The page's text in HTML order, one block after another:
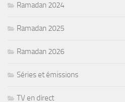
Ramadan 2024
Ramadan 2025
Ramadan 2026
Séries et émissions
TV en direct